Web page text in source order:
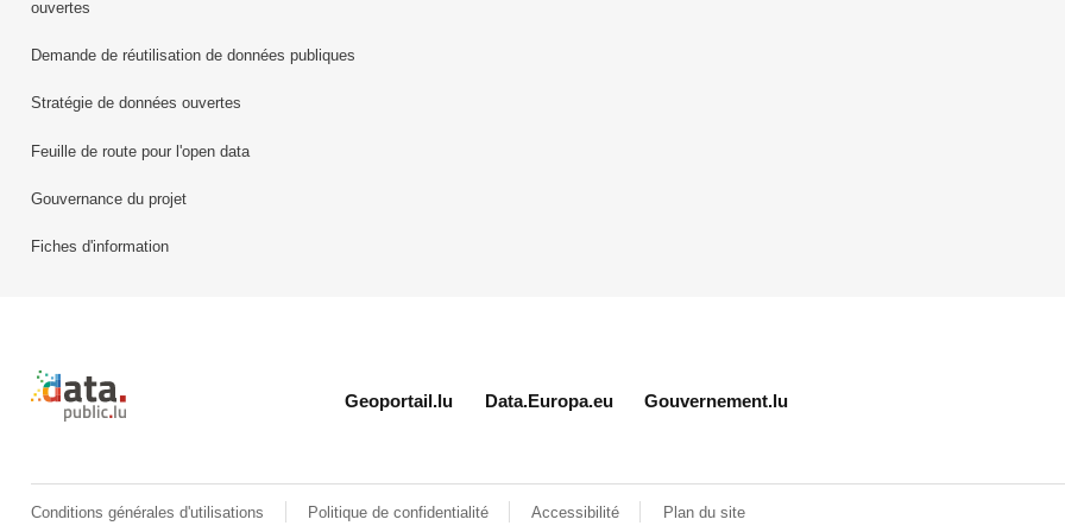
ouvertes
Demande de réutilisation de données publiques
Stratégie de données ouvertes
Feuille de route pour l'open data
Gouvernance du projet
Fiches d'information
Retour à l'accueil de data.public.lu
Geoportail.lu Data.Europa.eu Gouvernement.lu
Conditions générales d'utilisations Politique de confidentialité Accessibilité Plan du site